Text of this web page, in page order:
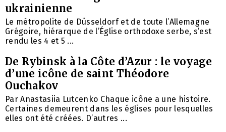
ukrainienne
Le métropolite de Düsseldorf et de toute l’Allemagne
Grégoire, hiérarque de l’Église orthodoxe serbe, s’est
rendu les 4 et 5 ...
De Rybinsk à la Côte d’Azur : le voyage
d’une icône de saint Théodore
Ouchakov
Par Anastasiia Lutcenko Chaque icône a une histoire.
Certaines demeurent dans les églises pour lesquelles
elles ont été créées. D’autres ...